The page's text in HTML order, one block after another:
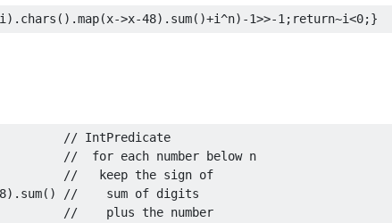
i ). chars ().map(x->x-48). sum()+i^n)-1>>-1 ; return~i<0;}
// IntPredicate
//  for each number below n
//   keep the sign of
). sum()
//    sum of digits
//    plus the number